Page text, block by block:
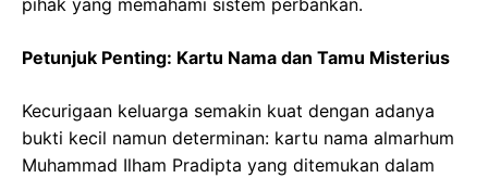
pihak yang memahami sistem perbankan.
Petunjuk Penting: Kartu Nama dan Tamu Misterius
Kecurigaan keluarga semakin kuat dengan adanya
bukti kecil namun determinan: kartu nama almarhum
Muhammad Ilham Pradipta yang ditemukan dalam